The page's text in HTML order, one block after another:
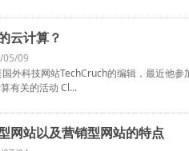
云计算？
05/09
外科技网站TechCruch的编辑，最近他
有关的活动 Cl...
网站以及营销型网站的特点